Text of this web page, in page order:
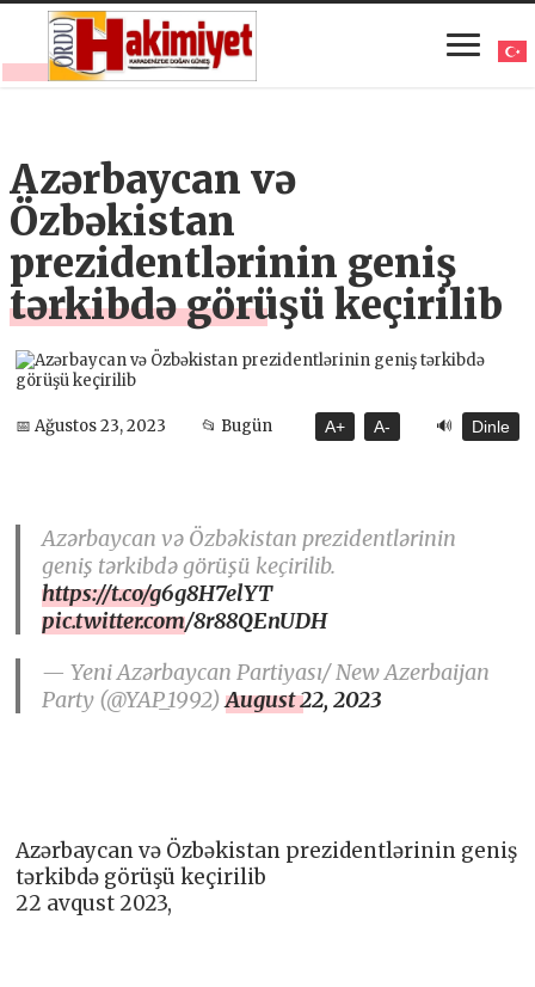
Azərbaycan və
Özbəkistan
prezidentlərinin geniş
tərkibdə görüşü keçirilib
📅 Ağustos 23, 2023 📂 Bugün A+ A- 🔊 Dinle
Azərbaycan və Özbəkistan prezidentlərinin
geniş tərkibdə görüşü keçirilib.
https://t.co/g6g8H7elYT
pic.twitter.com/8r88QEnUDH
— Yeni Azərbaycan Partiyası/ New Azerbaijan
Party (@YAP_1992)August 22, 2023
Azərbaycan və Özbəkistan prezidentlərinin geniş
tərkibdə görüşü keçirilib
22 avqust 2023,